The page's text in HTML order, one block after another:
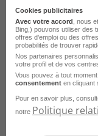
Publié le 7
Je postule
Cookies publicitaires
Avec votre accord , nous
Bing,) pouvons utiliser des
offres d’emploi ou des
probabilités de trouver
Nos partenaires
votre profil et de vos centres
Vous pouvez à tout moment
consentement en cliquant
Pour en savoir plus,
notre Politique